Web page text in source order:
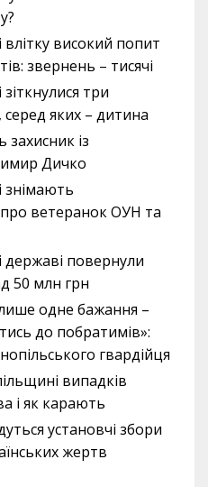
високий попит
звернень – тисячі
три
серед яких – дитина
захисник із
Дичко
знімають
ветеранок ОУН та
повернули
50 млн грн
одне бажання –
до побратимів»:
гвардійця
випадків
і як карають
установчі збори
жертв